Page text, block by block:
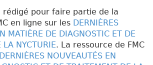
rédigé pour faire partie de la
en ligne sur les DERNIÈRES
MATIÈRE DE DIAGNOSTIC ET DE
LA NYCTURIE. La ressource de FMC
DERNIÈRES NOUVEAUTÉS EN